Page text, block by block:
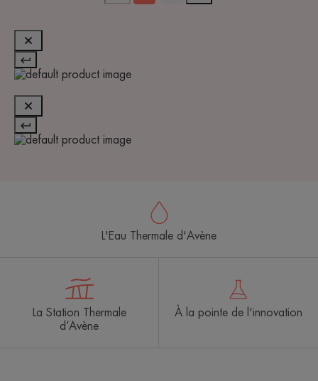
L'Eau Thermale d'Avène
La Station Thermale
d’Avène
À la pointe de l'innovation